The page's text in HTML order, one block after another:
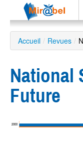
Le réseau
Soutien
Listes
Recherche
Accueil / Revues /
National
Future
2000